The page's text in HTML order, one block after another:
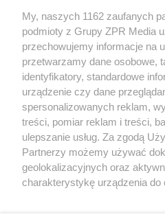
Żaden utwór zamieszczony w serwisie
rozpowszechniany lub dalej
tym także elektroniczny lub
eksploatacji w jakiejkolwiek formie,
Internecie bez pisemnej zgody
wykorzystanie utworów w całości lub
tzn. bez właściwej zgody, jest
ścigane prawnie.
My, naszych 1162 zaufanych
podmioty z Grupy ZPR Media
przechowujemy informacje na
przetwarzamy dane osobowe,
identyfikatory, standardowe
urządzenie czy dane
spersonalizowanych reklam,
treści, pomiar reklam i treści,
ulepszanie usług. Za zgodą
Partnerzy możemy używać
geolokalizacyjnych oraz
charakterystykę urządzenia do